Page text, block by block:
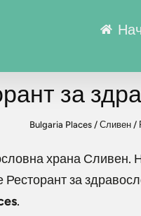
за
Bulgaria Places / Сливен /
храна Сливен.
Ресторант за
.